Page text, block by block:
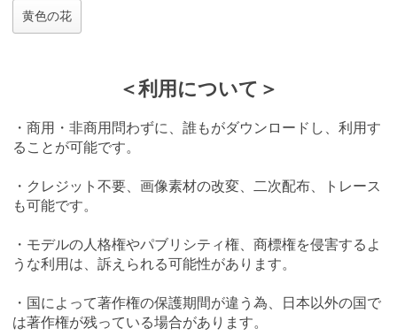
黄色の花
＜利用について＞
・商用・非商用問わずに、誰もがダウンロードし、利用す
ることが可能です。
・クレジット不要、画像素材の改変、二次配布、トレース
も可能です。
・モデルの人格権やパブリシティ権、商標権を侵害するよ
うな利用は、訴えられる可能性があります。
・国によって著作権の保護期間が違う為、日本以外の国で
は著作権が残っている場合があります。